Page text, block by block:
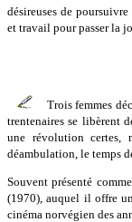
désireuses de
et travail pour passer la
Trois femmes
trentenaires se libèrent
une révolution
déambulation, le temps
Souvent présenté
(1970), auquel il offre
cinéma norvégien des